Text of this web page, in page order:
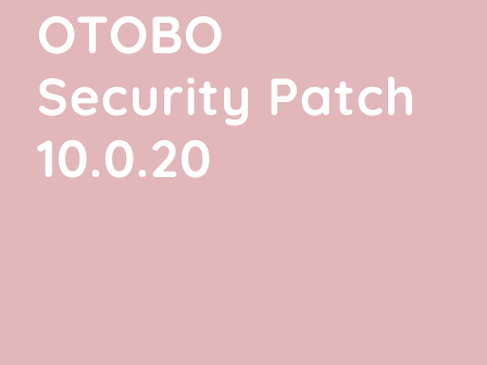
OTOBO
Security Patch
10.0.20